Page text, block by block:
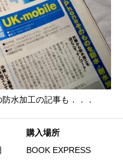
水加工の記事も．．．
購入場所
BOOK EXPRESS